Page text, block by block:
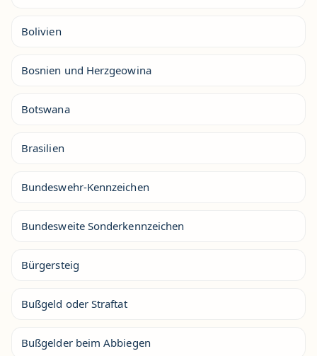
Bolivien
Bosnien und Herzgeowina
Botswana
Brasilien
Bundeswehr-Kennzeichen
Bundesweite Sonderkennzeichen
Bürgersteig
Bußgeld oder Straftat
Bußgelder beim Abbiegen